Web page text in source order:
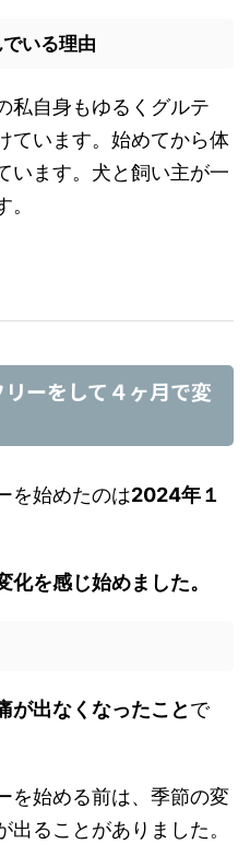
いる理由
私自身もゆるくグルテ
ています。始めてから体
います。犬と飼い主が一
ーをして４ヶ月で変
を始めたのは2024年１
化を感じ始めました。
が出なくなったことで
を始める前は、季節の変
ることがありました。